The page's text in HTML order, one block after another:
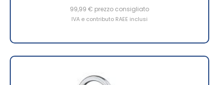
99,99 € prezzo consigliato
IVA e contributo RAEE inclusi